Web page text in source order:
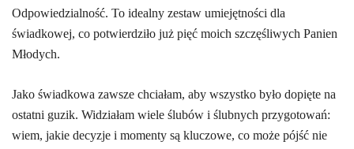
Odpowiedzialność. To idealny zestaw umiejętności dla
świadkowej, co potwierdziło już pięć moich szczęśliwych Panien
Młodych.
Jako świadkowa zawsze chciałam, aby wszystko było dopięte na
ostatni guzik. Widziałam wiele ślubów i ślubnych przygotowań:
wiem, jakie decyzje i momenty są kluczowe, co może pójść nie